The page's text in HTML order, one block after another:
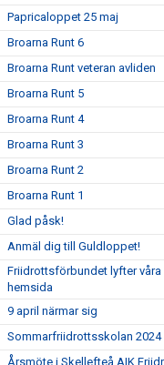
Papricaloppet 25 maj
Broarna Runt 6
Broarna Runt veteran avliden
Broarna Runt 5
Broarna Runt 4
Broarna Runt 3
Broarna Runt 2
Broarna Runt 1
Glad påsk!
Anmäl dig till Guldloppet!
Friidrottsförbundet lyfter
hemsida
9 april närmar sig
Sommarfriidrottsskolan 2024
Årsmöte i Skellefteå AIK